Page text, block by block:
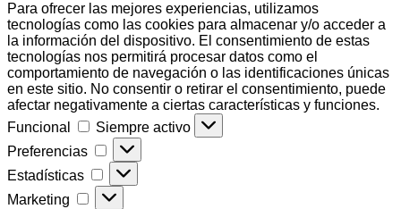
Para ofrecer las mejores experiencias, utilizamos
tecnologías como las cookies para almacenar y/o acceder a
la información del dispositivo. El consentimiento de estas
tecnologías nos permitirá procesar datos como el
comportamiento de navegación o las identificaciones únicas
en este sitio. No consentir o retirar el consentimiento, puede
afectar negativamente a ciertas características y funciones.
Funcional
Funcional
Siempre activo
Preferencias
Preferencias
Estadísticas Estadísticas
Marketing Marketing